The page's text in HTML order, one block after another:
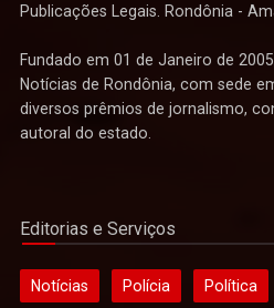
Publicações Legais. Rondônia -
Fundado em 01 de Janeiro de
Notícias de Rondônia, com sede
diversos prêmios de jornalismo,
autoral do estado.
Editorias e Serviços
Notícias Polícia Política